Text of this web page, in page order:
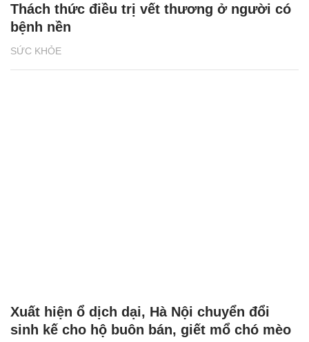
SỨC KHỎE
Thách thức điều trị vết thương ở người có
bệnh nền
Xuất hiện ổ dịch dại, Hà Nội chuyển đổi
sinh kế cho hộ buôn bán, giết mổ chó mèo